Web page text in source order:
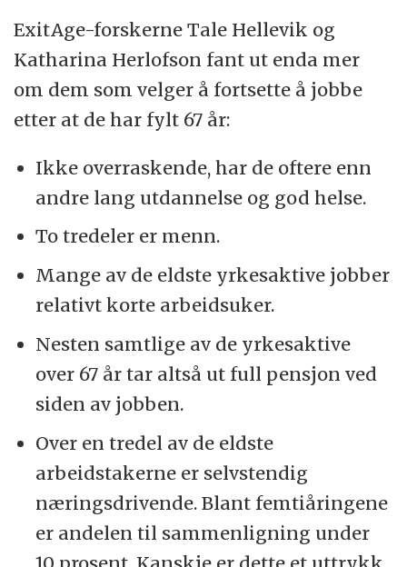
Men går vi tilbake til begynnelsen av 1970-
tallet så var hele 40 prosent av eldre
menn (65–74 år) i jobb. Samtidig var
levealderen mye lavere enn i dag.
Kilde: ExitAge
ExitAge-forskerne Tale Hellevik og
Katharina Herlofson fant ut enda mer
om dem som velger å fortsette å jobbe
etter at de har fylt 67 år:
Ikke overraskende, har de oftere enn
andre lang utdannelse og god helse.
To tredeler er menn.
Mange av de eldste yrkesaktive jobber
relativt korte arbeidsuker.
Nesten samtlige av de yrkesaktive
over 67 år tar altså ut full pensjon ved
siden av jobben.
Over en tredel av de eldste
arbeidstakerne er selvstendig
næringsdrivende. Blant femtiåringene
er andelen til sammenligning under